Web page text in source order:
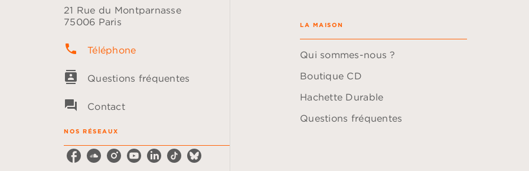
21 Rue du Montparnasse
75006 Paris
phone Téléphone
contacts Questions fréquentes
question_answer Contact
NOS RÉSEAUX
LA MAISON
Qui sommes-nous ?
Boutique CD
Hachette Durable
Questions fréquentes